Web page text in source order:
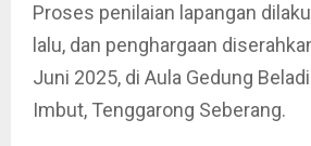
Proses penilaian lapangan
lalu, dan penghargaan
Juni 2025, di Aula Gedung
Imbut, Tenggarong Seberang.